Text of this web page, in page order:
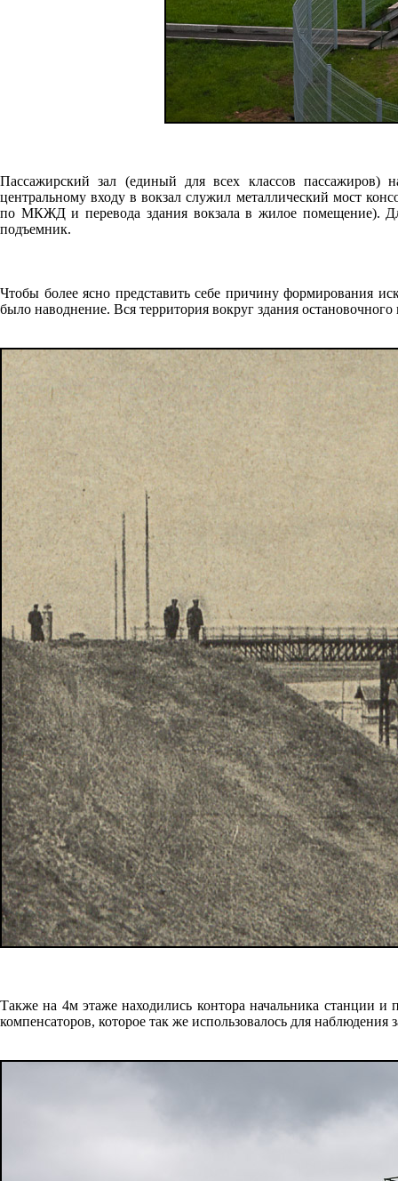
Пассажирский зал (единый для всех классов пассажиров)
центральному входу в вокзал служил металлический мост
по МКЖД и перевода здания вокзала в жилое помещение).
подъемник.
Чтобы более ясно представить себе причину формирования
было наводнение. Вся территория вокруг здания
Также на 4м этаже находились контора начальника станции
компенсаторов, которое так же использовалось для